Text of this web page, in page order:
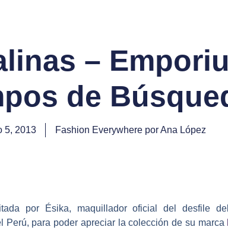
–
de
5, 2013 Fashion Everywhere por Ana López
por Ésika, maquillador oficial del desfile
Perú, para poder apreciar la colección de su marca